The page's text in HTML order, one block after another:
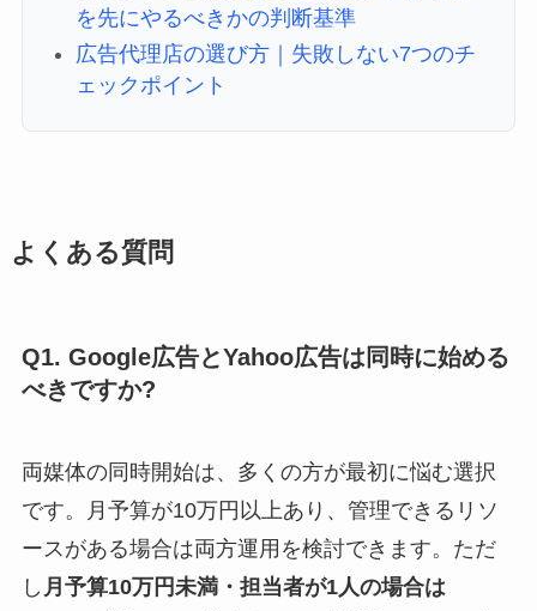
を先にやるべきかの判断基準
広告代理店の選び方｜失敗しない7つのチ
ェックポイント
よくある質問
Q1. Google広告とYahoo広告は同時に始める
べきですか?
両媒体の同時開始は、多くの方が最初に悩む選択
です。月予算が10万円以上あり、管理できるリソ
ースがある場合は両方運用を検討できます。ただ
し 月予算10万円未満・担当者が1人の場合は